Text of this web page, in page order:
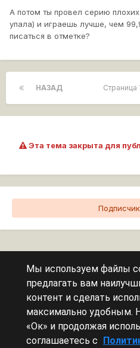
А потом ты провел серию
упала) и играешь лучше, чем
писаться в отметке?
НАЗАД Страница
Эта тема закрыта для
Сейчас на странице
Эту страницу никто не
Мы используем файлы
предлагать вам
контент и сделать
максимально удобным.
«Ок» и продолжая
соглашаетесь с